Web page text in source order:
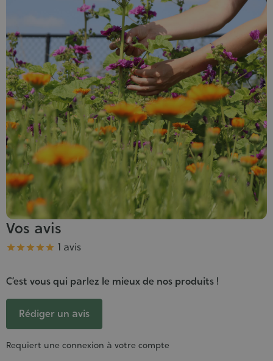
Vos avis
Note
     1 avis
C’est vous qui parlez le mieux de nos produits !
Rédiger un avis
Requiert une connexion à votre compte